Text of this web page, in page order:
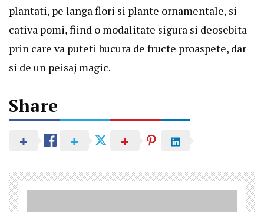
plantati, pe langa flori si plante ornamentale, si
cativa pomi, fiind o modalitate sigura si deosebita
prin care va puteti bucura de fructe proaspete, dar
si de un peisaj magic.
Share